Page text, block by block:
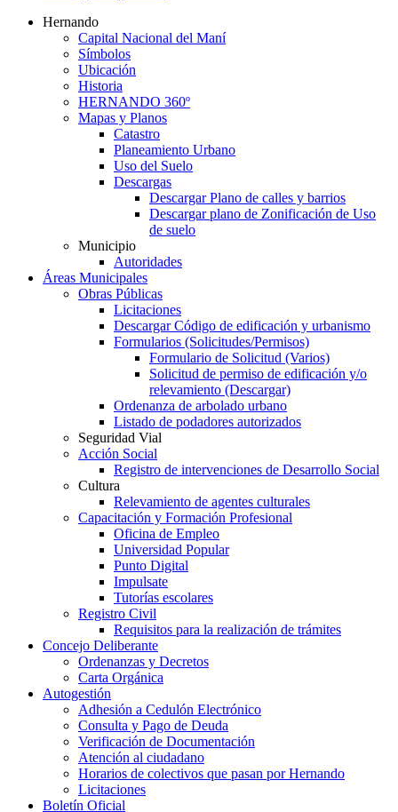
Hernando
Capital Nacional del Maní
Símbolos
Ubicación
Historia
HERNANDO 360º
Mapas y Planos
Catastro
Planeamiento Urbano
Uso del Suelo
Descargas
Descargar Plano de calles y barrios
Descargar plano de Zonificación de Uso
de suelo
Municipio
Autoridades
Áreas Municipales
Obras Públicas
Licitaciones
Descargar Código de edificación y urbanismo
Formularios (Solicitudes/Permisos)
Formulario de Solicitud (Varios)
Solicitud de permiso de edificación y/o
relevamiento (Descargar)
Ordenanza de arbolado urbano
Listado de podadores autorizados
Seguridad Vial
Acción Social
Registro de intervenciones de Desarrollo Social
Cultura
Relevamiento de agentes culturales
Capacitación y Formación Profesional
Oficina de Empleo
Universidad Popular
Punto Digital
Impulsate
Tutorías escolares
Registro Civil
Requisitos para la realización de trámites
Concejo Deliberante
Ordenanzas y Decretos
Carta Orgánica
Autogestión
Adhesión a Cedulón Electrónico
Consulta y Pago de Deuda
Verificación de Documentación
Atención al ciudadano
Horarios de colectivos que pasan por Hernando
Licitaciones
Boletín Oficial